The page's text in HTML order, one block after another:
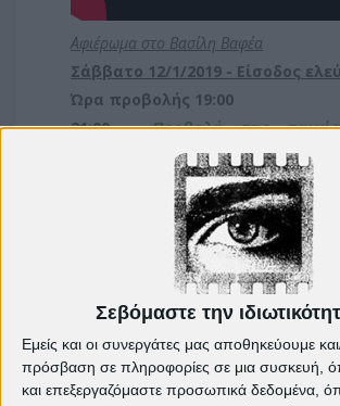
Σεβόμαστε την
Εμείς και οι συνεργάτες μας αποθηκεύουμε
πρόσβαση σε πληροφορίες σε μια συσκευή,
και επεξεργαζόμαστε προσωπικά δεδομένα,
Αφιέρωμα στο Βασίλη Βαφέα
Σάββατο 12/1/2019 - Είσοδος
Ώρα προβολής 19:00
21:00 -Προβολή της
Κυριακή 13/1/2019 -Είσοδος
Προβολή της ταινίας
Έρωτας του Οδυσσέα"
(Εκδήλωση με βράβευση του
Κινηματοθέατρο "Πετρούπολις" -
Κέντρο Πετρούπολης
Αθ. Διάκου)